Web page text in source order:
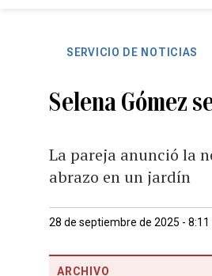
SERVICIO DE NOTICIAS
Selena Gómez
La pareja anunció la
abrazo en un jardín
28 de septiembre de 2025 - 8:11
ARCHIVO